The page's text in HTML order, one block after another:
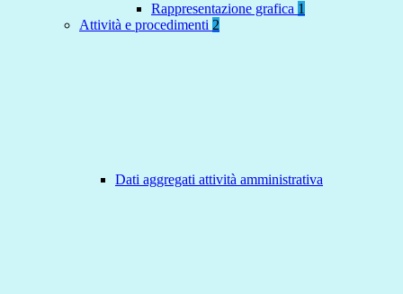
Rappresentazione grafica 1
Attività e procedimenti 2
Dati aggregati attività amministrativa